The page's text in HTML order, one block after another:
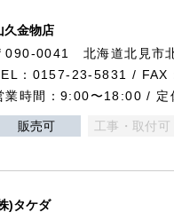
久金物店
090-0041 北海道北見市
：0157-23-5831 / FAX
業時間：9:00〜18:00 / 定
販売可 工事・取付可
)タケダ